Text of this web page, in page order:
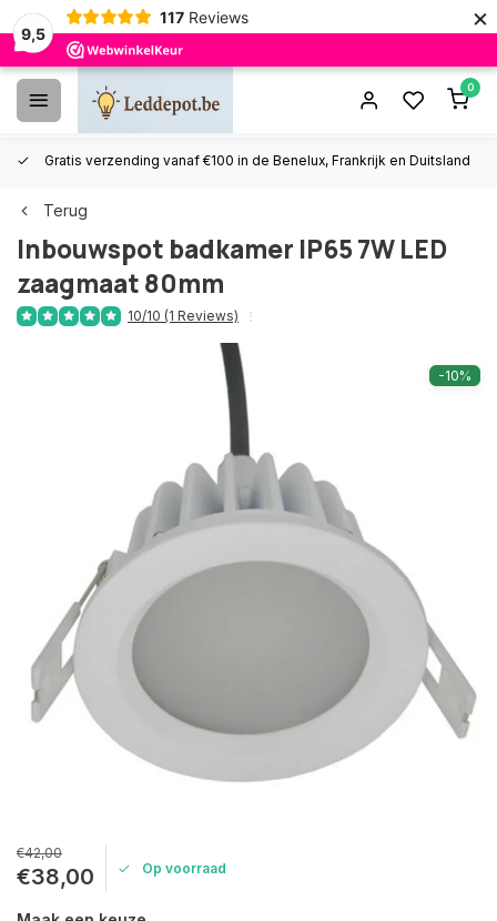
9,5
117 Reviews ×
0
Gratis verzending vanaf €100 in de Benelux, Frankrijk en Duitsland
Terug
Inbouwspot badkamer IP65 7W LED
zaagmaat 80mm
10/10 (1 Reviews)
-10%
€42,00
€38,00 Op voorraad